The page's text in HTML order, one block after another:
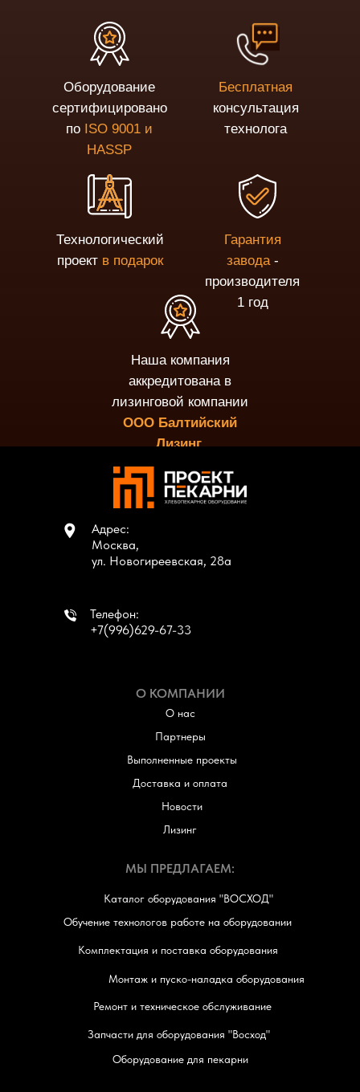
Оборудование
сертифицировано
по ISO 9001 и
HASSP
Наша компания
аккредитована в
лизинговой компании
ООО Балтийский
Лизинг.
Бесплатная
консультация
технолога
Технологический
проект в подарок
Гарантия
завода-
производителя
1 год
Адрес:
Москва,
ул. Новогиреевская, 28а
Телефон:
+7(996)629-67-33
О КОМПАНИИ
О нас
Партнеры
Выполненные проекты
Новости
Доставка и оплата
Лизинг
МЫ ПРЕДЛАГАЕМ:
Каталог оборудования "ВОСХОД"
Комплектация и поставка оборудования
Монтаж и пуско-наладка оборудования
Обучение технологов работе на оборудовании
Ремонт и техническое обслуживание
Запчасти для оборудования "Восход"
Оборудование для пекарни